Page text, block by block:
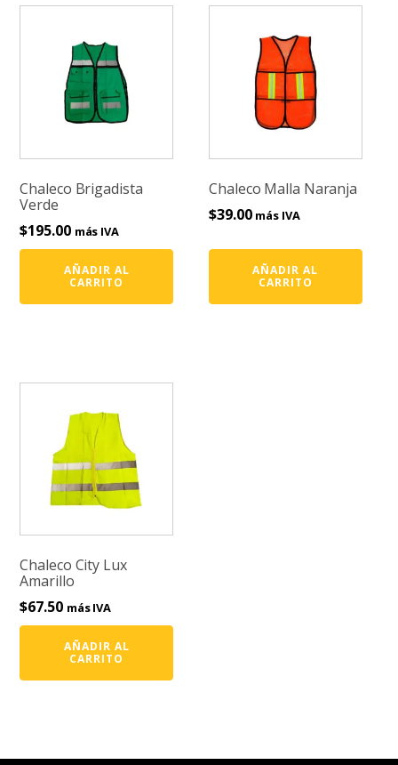
Chaleco Brigadista
Verde
$195.00 más IVA
AÑADIR AL
CARRITO
Chaleco Malla Naranja
$39.00 más IVA
AÑADIR AL
CARRITO
Chaleco City Lux
Amarillo
$67.50 más IVA
AÑADIR AL
CARRITO